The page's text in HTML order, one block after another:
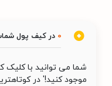
0 در کیف پول
شما می توانید با
موجود کنید!' در